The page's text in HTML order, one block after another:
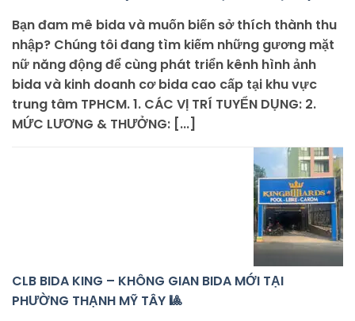
Bạn đam mê bida và muốn biến sở thích thành thu
nhập? Chúng tôi đang tìm kiếm những gương mặt
nữ năng động để cùng phát triển kênh hình ảnh
bida và kinh doanh cơ bida cao cấp tại khu vực
trung tâm TPHCM. 1. CÁC VỊ TRÍ TUYỂN DỤNG: 2.
MỨC LƯƠNG & THƯỞNG: [...]
CLB BIDA KING – KHÔNG GIAN BIDA MỚI TẠI
PHƯỜNG THẠNH MỸ TÂY 🎱